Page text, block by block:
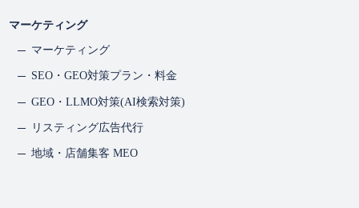
マーケティング
マーケティング
SEO・GEO対策プラン・料金
GEO・LLMO対策(AI検索対策)
リスティング広告代行
地域・店舗集客 MEO